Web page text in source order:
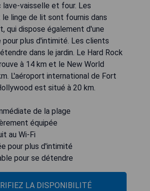
lave-vaisselle et four. Les
linge de lit sont fournis dans
qui dispose également d'une
pour plus d'intimité. Les clients
dans le jardin. Le Hard Rock
à 14 km et le New World
L'aéroport international de Fort
est situé à 20 km.
de la plage
équipée
au Wi-Fi
pour plus d'intimité
pour se détendre
LA DISPONIBILITÉ